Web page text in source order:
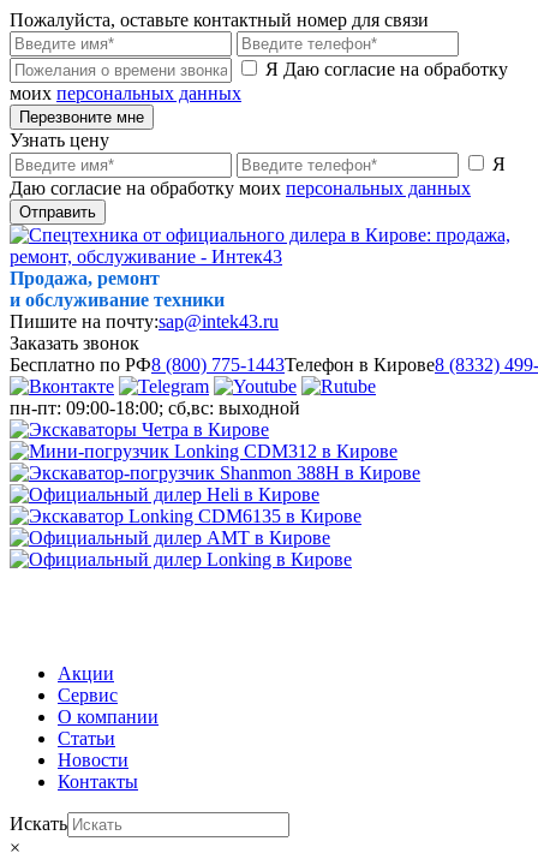
Пожалуйста, оставьте контактный номер для связи
Я Даю согласие на обработку
моих персональных данных
Перезвоните мне
Узнать цену
Я
Даю согласие на обработку моих персональных данных
Отправить
Продажа, ремонт
и обслуживание техники
Пишите на почту:sap@intek43.ru
Заказать звонок
Бесплатно по РФ8 (800) 775-1443Телефон в Кирове8 (8332)
пн-пт: 09:00-18:00; сб,вс: выходной
Акции
Сервис
О компании
Статьи
Новости
Контакты
Искать
×